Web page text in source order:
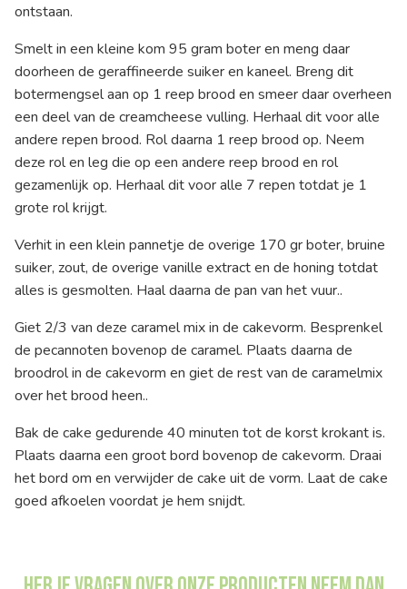
ontstaan.
Smelt in een kleine kom 95 gram boter en meng daar
doorheen de geraffineerde suiker en kaneel. Breng dit
botermengsel aan op 1 reep brood en smeer daar overheen
een deel van de creamcheese vulling. Herhaal dit voor alle
andere repen brood. Rol daarna 1 reep brood op. Neem
deze rol en leg die op een andere reep brood en rol
gezamenlijk op. Herhaal dit voor alle 7 repen totdat je 1
grote rol krijgt.
Verhit in een klein pannetje de overige 170 gr boter, bruine
suiker, zout, de overige vanille extract en de honing totdat
alles is gesmolten. Haal daarna de pan van het vuur..
Giet 2/3 van deze caramel mix in de cakevorm. Besprenkel
de pecannoten bovenop de caramel. Plaats daarna de
broodrol in de cakevorm en giet de rest van de caramelmix
over het brood heen..
Bak de cake gedurende 40 minuten tot de korst krokant is.
Plaats daarna een groot bord bovenop de cakevorm. Draai
het bord om en verwijder de cake uit de vorm. Laat de cake
goed afkoelen voordat je hem snijdt.